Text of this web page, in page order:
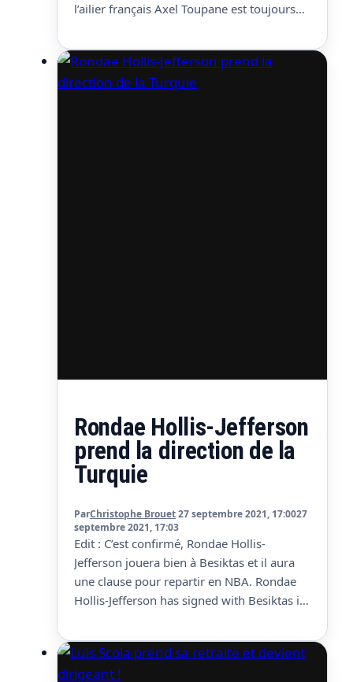
l’ailier français Axel Toupane est toujours
ne sera pas en NBA puisque selon le média
italien La Prealpina, il serait très proche de
s’engager avec la…
Rondae Hollis-Jefferson
prend la direction de la
Turquie
ParChristophe Brouet27 septembre 2021, 17:0027
septembre 2021, 17:03
Edit : C’est confirmé, Rondae Hollis-
Jefferson jouera bien à Besiktas et il aura
une clause pour repartir en NBA. Rondae
Hollis-Jefferson has signed with Besiktas in
ESPN. The 26-year old played 319 NBA
games since being drafted in 2015. He has
a NBA out clause in his contract….